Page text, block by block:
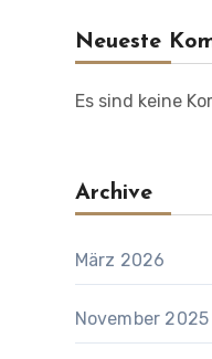
Neueste
Es sind keine
Archive
März 2026
November 2025